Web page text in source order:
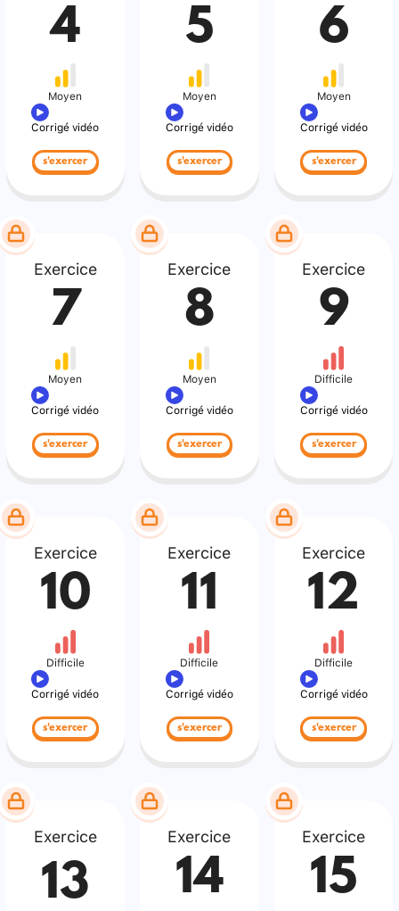
4
Moyen
Corrigé vidéo
s'exercer
5
Moyen
Corrigé vidéo
s'exercer
6
Moyen
Corrigé vidéo
s'exercer
Exercice
7
Moyen
Corrigé vidéo
s'exercer
Exercice
8
Moyen
Corrigé vidéo
s'exercer
Exercice
9
Difficile
Corrigé vidéo
s'exercer
Exercice
10
Difficile
Corrigé vidéo
s'exercer
Exercice
11
Difficile
Corrigé vidéo
s'exercer
Exercice
12
Difficile
Corrigé vidéo
s'exercer
Exercice
13
Exercice
14
Exercice
15